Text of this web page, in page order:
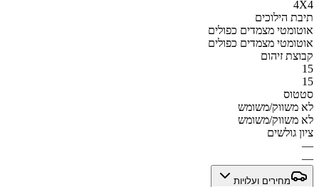
4X4
תיבת הילוכים
אוטומטי מצמדים כפולים
אוטומטי מצמדים כפולים
קבוצת זיהום
15
15
סטטוס
לא משווק/משומש
לא משווק/משומש
ציון גולשים
—
—
מחירים ועלויות